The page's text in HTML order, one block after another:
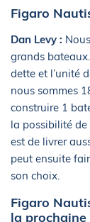
Figaro
Dan Levy :
grands
dette et l’unité
nous sommes
construire 1
la possibilité
est de livrer
peut ensuite
son choix.
Figaro
la prochaine